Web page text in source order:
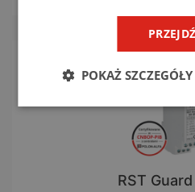
RST
POKAŻ SZCZEGÓŁY